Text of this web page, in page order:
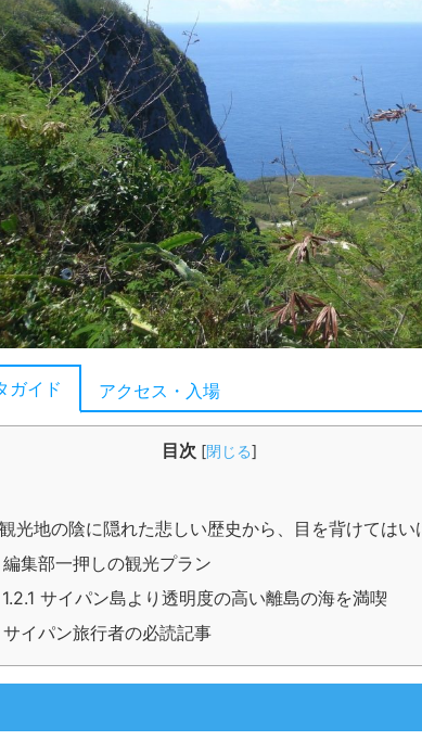
ガイド アクセス・入場
目次 [閉じる]
観光地の陰に隠れた悲しい歴史から、目を背けてはい
編集部一押しの観光プラン
1.2.1 サイパン島より透明度の高い離島の海を満喫
サイパン旅行者の必読記事